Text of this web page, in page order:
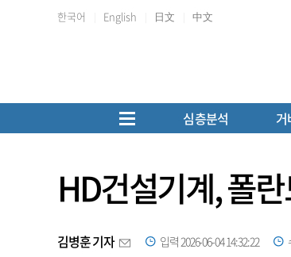
한국어 English 日文 中文
심층분석
HD건설기계, 폴
김병훈 기자 입력 2026-06-04 14:32:22